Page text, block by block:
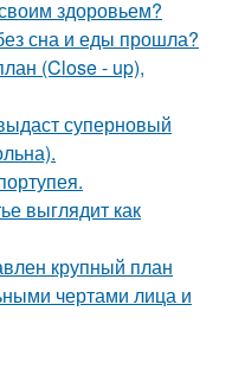
здоровьем?
сна и еды прошла?
(Close - up),
суперновый
выглядит как
крупный план
чертами лица и